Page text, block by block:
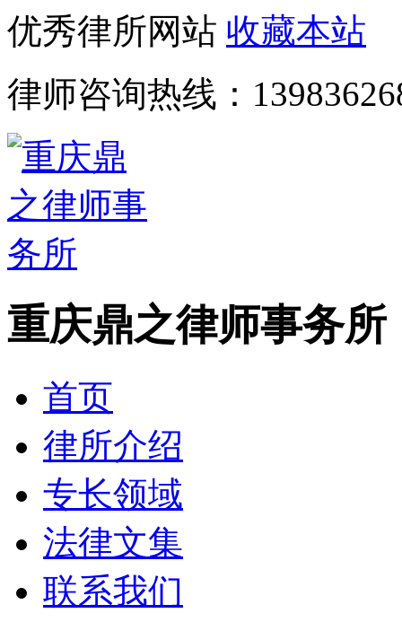
优秀律所网站 收藏本站
律师咨询热线：
重庆鼎之律师事务所
首页
律所介绍
专长领域
法律文集
联系我们